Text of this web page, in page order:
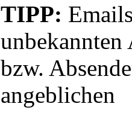
TIPP:
unbekannten
bzw.
angeblichen